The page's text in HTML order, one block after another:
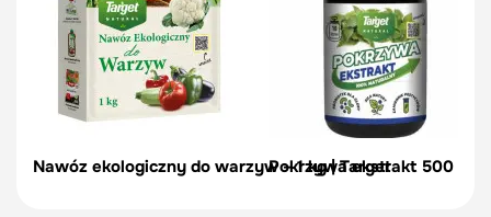
Nawóz ekologiczny do warzyw – 1 kg | Target
Pokrzywa ekstrakt 500 ml -